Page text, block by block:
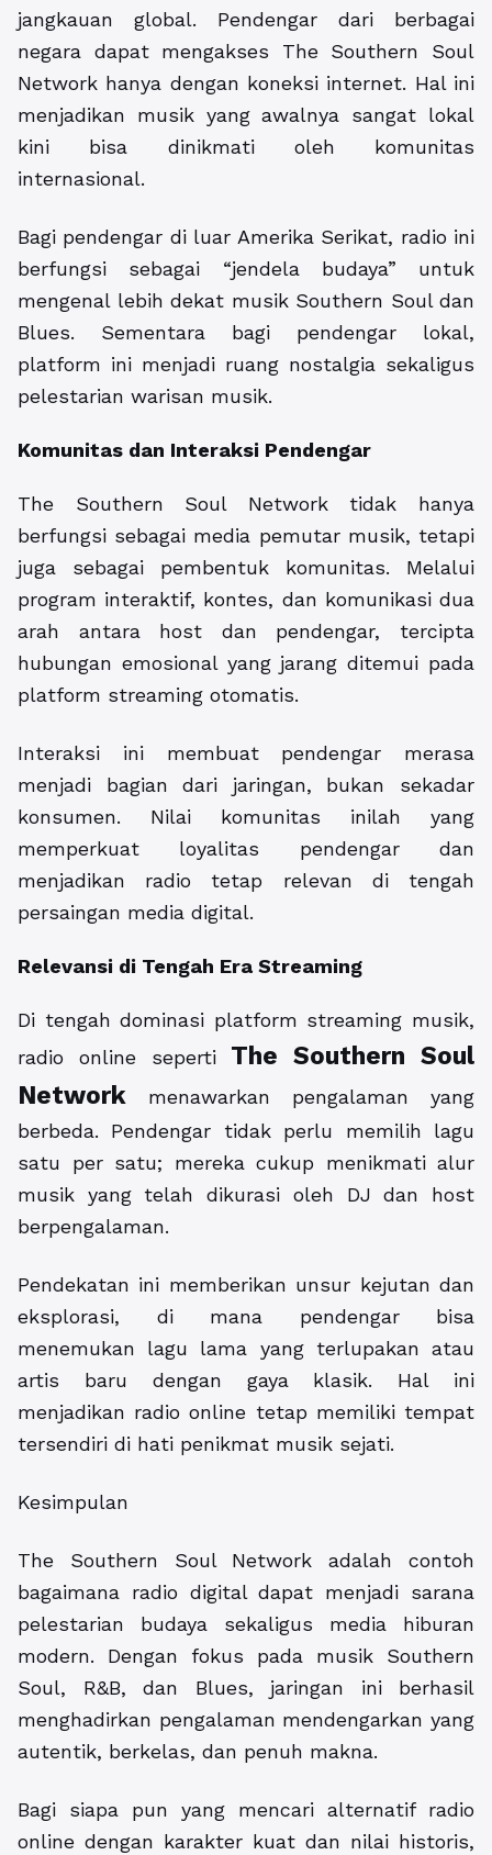
jangkauan global. Pendengar dari berbagai
negara dapat mengakses The Southern Soul
Network hanya dengan koneksi internet. Hal ini
menjadikan musik yang awalnya sangat lokal
kini bisa dinikmati oleh komunitas
internasional.
Bagi pendengar di luar Amerika Serikat, radio ini
berfungsi sebagai “jendela budaya” untuk
mengenal lebih dekat musik Southern Soul dan
Blues. Sementara bagi pendengar lokal,
platform ini menjadi ruang nostalgia sekaligus
pelestarian warisan musik.
Komunitas dan Interaksi Pendengar
The Southern Soul Network tidak hanya
berfungsi sebagai media pemutar musik, tetapi
juga sebagai pembentuk komunitas. Melalui
program interaktif, kontes, dan komunikasi dua
arah antara host dan pendengar, tercipta
hubungan emosional yang jarang ditemui pada
platform streaming otomatis.
Interaksi ini membuat pendengar merasa
menjadi bagian dari jaringan, bukan sekadar
konsumen. Nilai komunitas inilah yang
memperkuat loyalitas pendengar dan
menjadikan radio tetap relevan di tengah
persaingan media digital.
Relevansi di Tengah Era Streaming
Di tengah dominasi platform streaming musik,
radio online seperti The Southern Soul
Network menawarkan pengalaman yang
berbeda. Pendengar tidak perlu memilih lagu
satu per satu; mereka cukup menikmati alur
musik yang telah dikurasi oleh DJ dan host
berpengalaman.
Pendekatan ini memberikan unsur kejutan dan
eksplorasi, di mana pendengar bisa
menemukan lagu lama yang terlupakan atau
artis baru dengan gaya klasik. Hal ini
menjadikan radio online tetap memiliki tempat
tersendiri di hati penikmat musik sejati.
Kesimpulan
The Southern Soul Network adalah contoh
bagaimana radio digital dapat menjadi sarana
pelestarian budaya sekaligus media hiburan
modern. Dengan fokus pada musik Southern
Soul, R&B, dan Blues, jaringan ini berhasil
menghadirkan pengalaman mendengarkan yang
autentik, berkelas, dan penuh makna.
Bagi siapa pun yang mencari alternatif radio
online dengan karakter kuat dan nilai historis,